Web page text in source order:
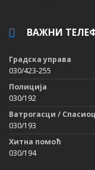
ВАЖНИ
Градска управа
030/423-255
Полиција
030/192
Ватрогасци /
030/193
Хитна помоћ
030/194